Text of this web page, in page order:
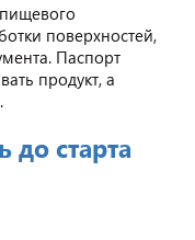
поверхностей,
Паспорт
продукт, а
до старта